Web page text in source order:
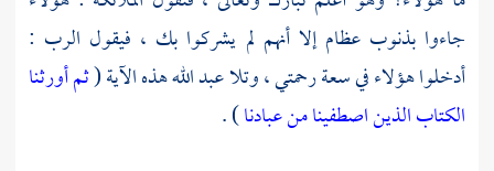
جاءوا بذنوب عظام إلا أنهم لم يشركوا بك ، فيقول الرب :
أدخلوا هؤلاء في سعة رحمتي ، وتلا عبد الله هذه الآية (ثم أورثنا
الكتاب الذين اصطفينا من عبادنا) .